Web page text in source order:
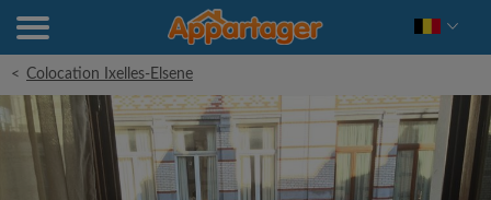
< Colocation Ixelles-Elsene